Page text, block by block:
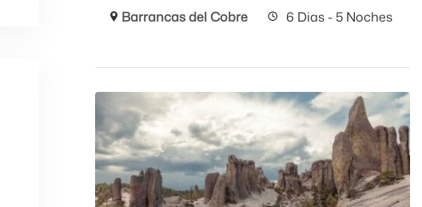
Barrancas del Cobre 6 Dias - 5 Noches